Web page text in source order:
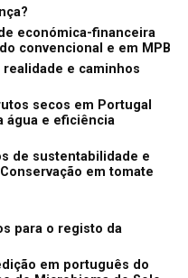
económica-financeira
convencional e em MPB
e caminhos
secos em Portugal
água e eficiência
de sustentabilidade e
em tomate
para o registo da
em português do